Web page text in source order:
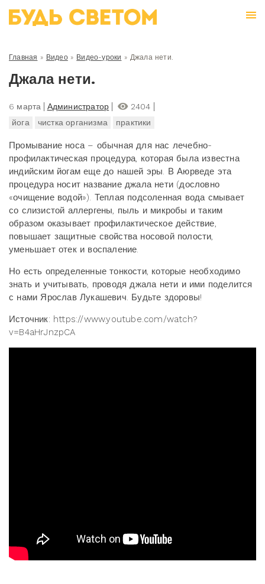
Главная » Видео» Видео-уроки » Джала нети.
Джала нети.
6 марта Администратор
2404
йога
чистка организма практики
Промывание носа – обычная для нас лечебно-
профилактическая процедура, которая была известна
индийским йогам еще до нашей эры. В Аюрведе эта
процедура носит название джала нети (дословно
«очищение водой»). Теплая подсоленная вода смывает
со слизистой аллергены, пыль и микробы и таким
образом оказывает профилактическое действие,
повышает защитные свойства носовой полости,
уменьшает отек и воспаление.
Но есть определенные тонкости, которые необходимо
знать и учитывать, проводя джала нети и ими поделится
с нами Ярослав Лукашевич. Будьте здоровы!
Источник: https://www.youtube.com/watch?
v=B4aHrJnzpCA